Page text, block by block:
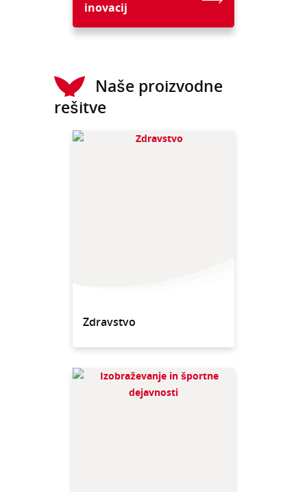
inovacij
Naše proizvodne
rešitve
Zdravstvo